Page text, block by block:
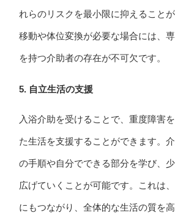
れらのリスクを最小限に抑えることが
移動や体位変換が必要な場合には、
を持つ介助者の存在が不可欠です。
5. 自立生活の支援
入浴介助を受けることで、重度障害
た生活を支援することができます。
の手順や自分でできる部分を学び、
広げていくことが可能です。これは
にもつながり、全体的な生活の質を